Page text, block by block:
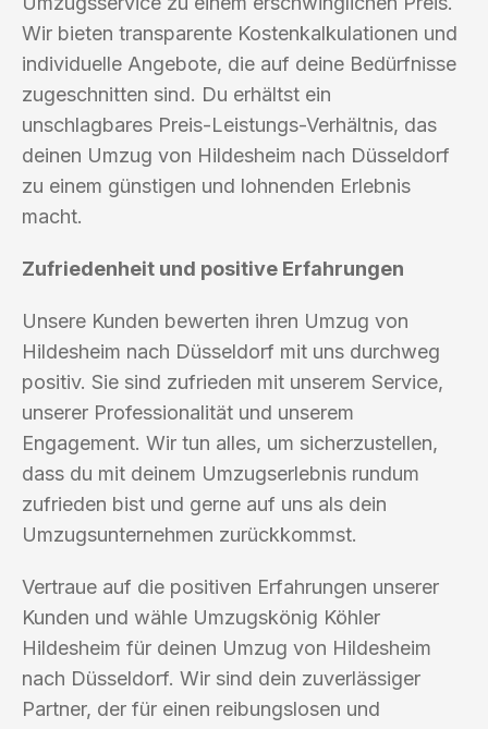
Wir bieten transparente Kostenkalkulationen und
individuelle Angebote, die auf deine Bedürfnisse
zugeschnitten sind. Du erhältst ein
unschlagbares Preis-Leistungs-Verhältnis, das
deinen Umzug von Hildesheim nach Düsseldorf
zu einem günstigen und lohnenden Erlebnis
macht.
Zufriedenheit und positive Erfahrungen
Unsere Kunden bewerten ihren Umzug von
Hildesheim nach Düsseldorf mit uns durchweg
positiv. Sie sind zufrieden mit unserem Service,
unserer Professionalität und unserem
Engagement. Wir tun alles, um sicherzustellen,
dass du mit deinem Umzugserlebnis rundum
zufrieden bist und gerne auf uns als dein
Umzugsunternehmen zurückkommst.
Vertraue auf die positiven Erfahrungen unserer
Kunden und wähle Umzugskönig Köhler
Hildesheim für deinen Umzug von Hildesheim
nach Düsseldorf. Wir sind dein zuverlässiger
Partner, der für einen reibungslosen und